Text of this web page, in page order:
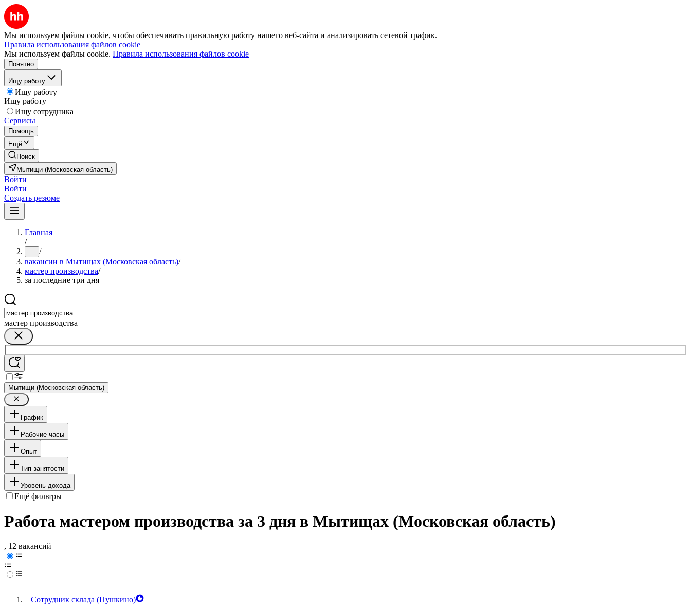
Мы используем файлы cookie, чтобы обеспечивать правильную работу нашего веб-сайта и анализировать сетевой трафик.
Правила использования файлов cookie
Мы используем файлы cookie. Правила использования файлов cookie
Понятно
Ищу работу
Ищу работу
Ищу работу
Ищу сотрудника
Сервисы
Помощь
Ещё
Поиск
Мытищи (Московская область)
Войти
Войти
Создать резюме
Главная
/
... /
вакансии в Мытищах (Московская область)/
мастер производства/
за последние три дня
мастер производства
Мытищи (Московская область)
График
Рабочие часы
Опыт
Тип занятости
Уровень дохода
Ещё фильтры
Работа мастером производства за 3 дня в Мытищах (Московская область)
, 12 вакансий
Сотрудник склада (Пушкино)